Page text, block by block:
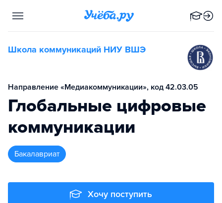
Школа коммуникаций НИУ ВШЭ
Направление «Медиакоммуникации», код 42.03.05
Глобальные цифровые
коммуникации
бакалавриат
Хочу поступить